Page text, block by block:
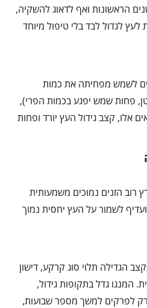
הראשונות ואף לדאוג להשקיה,
לשמש מפחיתה את כמות
פחות שמש יפגע בכמות הפרי),
אלו, קצב גידול העץ יורד ופחות
רוב הזנים נמוכים משמעותית
לשמור על העץ יחסית נמוך
הגדילה תלוי סוג קרקע, דישון
המנגו גדל בתקופות גידול,
לפרקים למשך מספר שבועות,